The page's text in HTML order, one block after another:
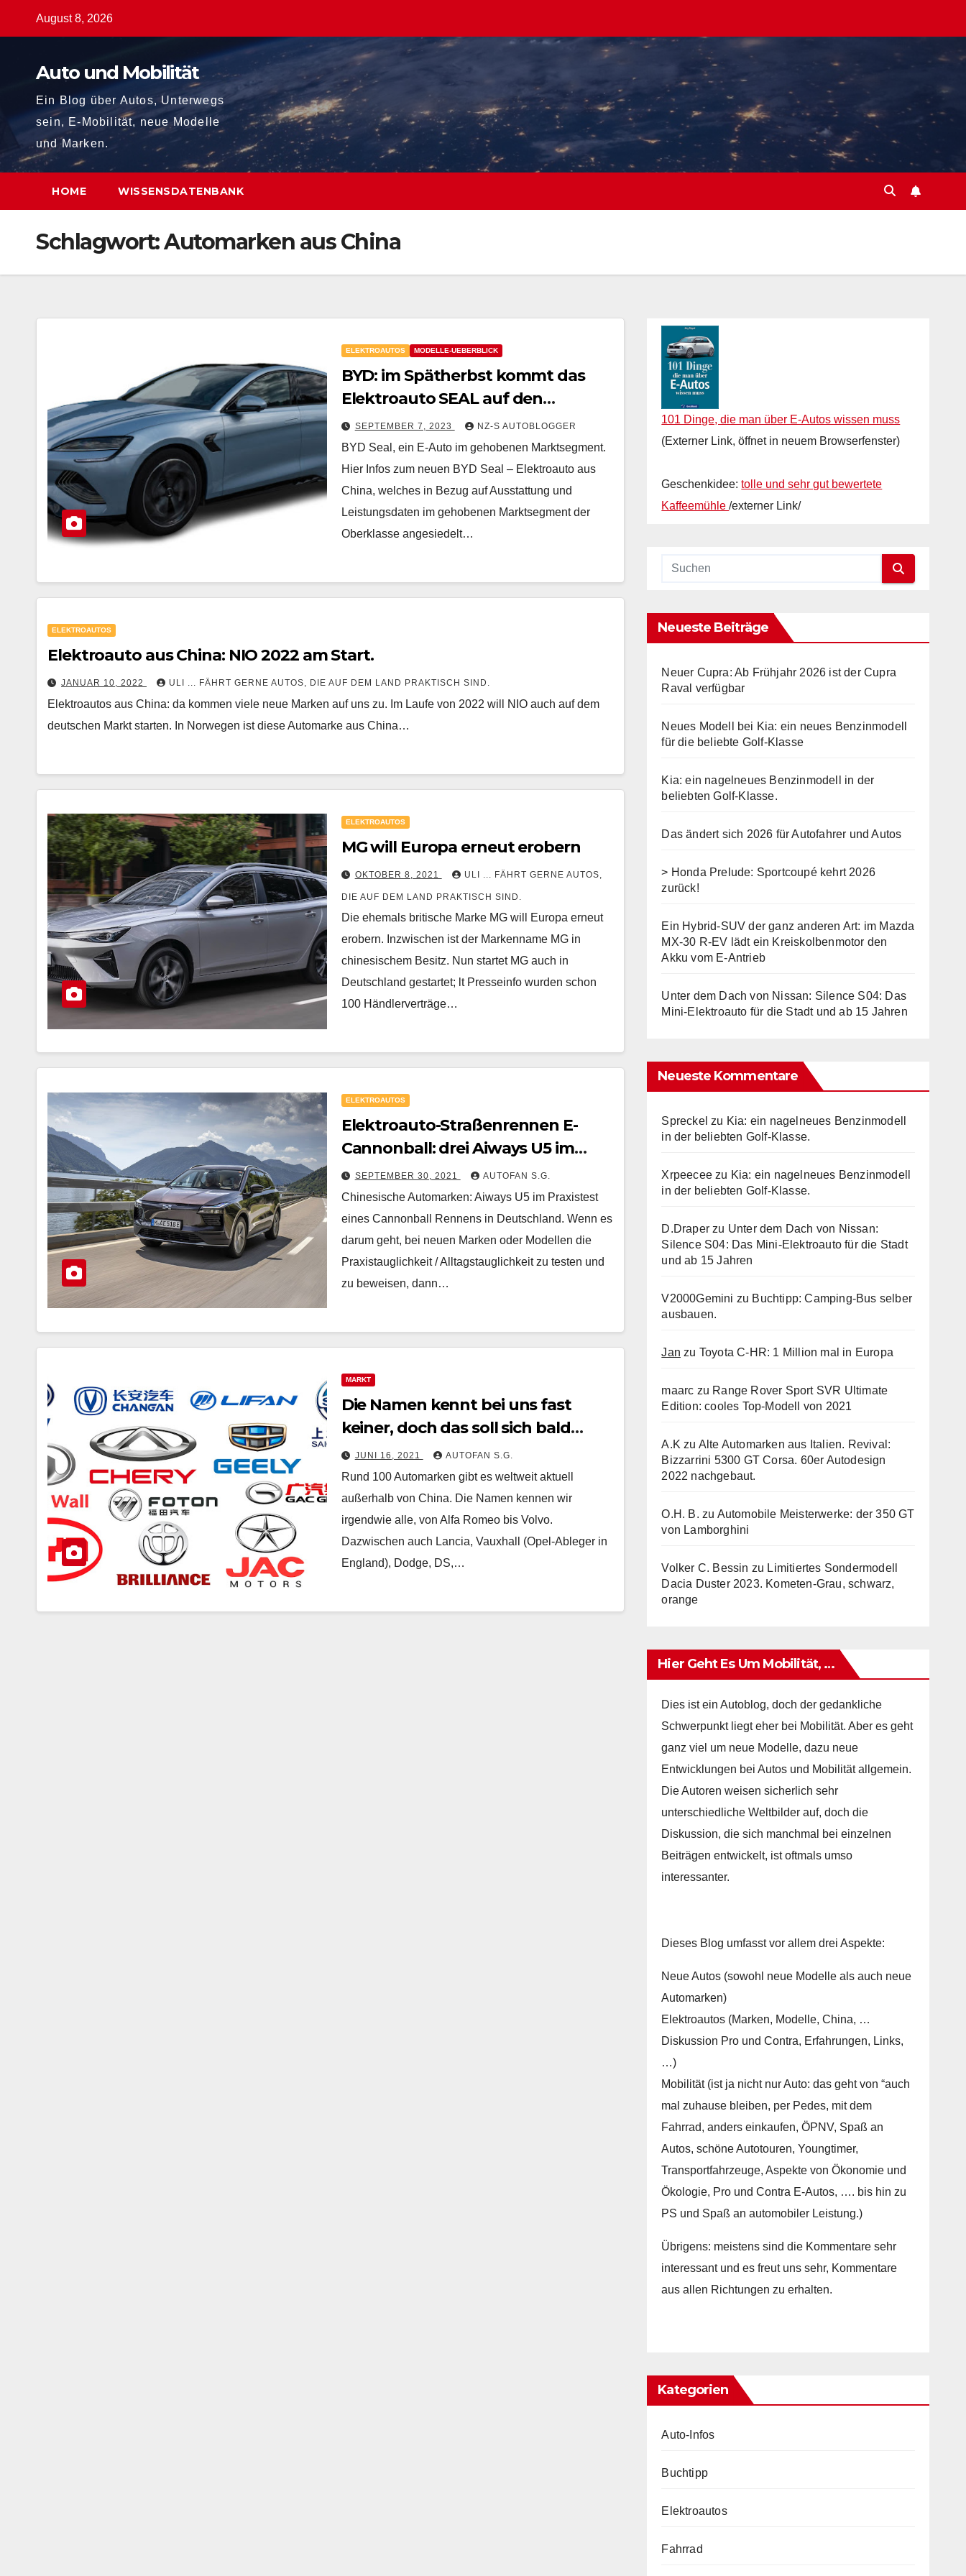
August 8, 2026
Auto und Mobilität
Ein Blog über Autos, Unterwegs
sein, E-Mobilität, neue Modelle
und Marken.
HOME WISSENSDATENBANK
Schlagwort:Automarken aus China
ELEKTROAUTOS MODELLE-UEBERBLICK
BYD: im Spätherbst kommt das
Elektroauto SEAL auf den
europäischen Markt. Eine
Sportlimousine für das gehobene
Marktsegment der automobilen
Oberklasse
SEPTEMBER 7, 2023 NZ-S AUTOBLOGGER
BYD Seal, ein E-Auto im gehobenen Marktsegment.
Hier Infos zum neuen BYD Seal – Elektroauto aus
China, welches in Bezug auf Ausstattung und
Leistungsdaten im gehobenen Marktsegment der
Oberklasse angesiedelt…
ELEKTROAUTOS
Elektroauto aus China: NIO 2022 am Start.
JANUAR 10, 2022 ULI ... FÄHRT GERNE AUTOS, DIE AUF DEM LAND PRAKTISCH SIND.
Elektroautos aus China: da kommen viele neue Marken auf uns zu. Im Laufe von 2022 will NIO auch auf dem
deutschen Markt starten. In Norwegen ist diese Automarke aus China…
ELEKTROAUTOS
MG will Europa erneut erobern
OKTOBER 8, 2021 ULI ... FÄHRT GERNE AUTOS,
DIE AUF DEM LAND PRAKTISCH SIND.
Die ehemals britische Marke MG will Europa erneut
erobern. Inzwischen ist der Markenname MG in
chinesischem Besitz. Nun startet MG auch in
Deutschland gestartet; lt Presseinfo wurden schon
100 Händlerverträge…
ELEKTROAUTOS
Elektroauto-Straßenrennen E-
Cannonball: drei Aiways U5 im
Praxistest bei diesem Wettbewerb
SEPTEMBER 30, 2021 AUTOFAN S.G.
Chinesische Automarken: Aiways U5 im Praxistest
eines Cannonball Rennens in Deutschland. Wenn es
darum geht, bei neuen Marken oder Modellen die
Praxistauglichkeit / Alltagstauglichkeit zu testen und
zu beweisen, dann…
MARKT
Die Namen kennt bei uns fast
keiner, doch das soll sich bald
ändern: Chinas Automarken sind
auf dem Sprung zu uns
JUNI 16, 2021 AUTOFAN S.G.
Rund 100 Automarken gibt es weltweit aktuell
außerhalb von China. Die Namen kennen wir
irgendwie alle, von Alfa Romeo bis Volvo.
Dazwischen auch Lancia, Vauxhall (Opel-Ableger in
England), Dodge, DS,…
101 Dinge, die man über E-Autos wissen muss
(Externer Link, öffnet in neuem Browserfenster)
Geschenkidee:tolle und sehr gut bewertete
Kaffeemühle/externer Link/
Neueste Beiträge
Neuer Cupra: Ab Frühjahr 2026 ist der Cupra
Raval verfügbar
Neues Modell bei Kia: ein neues Benzinmodell
für die beliebte Golf-Klasse
Kia: ein nagelneues Benzinmodell in der
beliebten Golf-Klasse.
Das ändert sich 2026 für Autofahrer und Autos
> Honda Prelude: Sportcoupé kehrt 2026
zurück!
Ein Hybrid-SUV der ganz anderen Art: im Mazda
MX-30 R-EV lädt ein Kreiskolbenmotor den
Akku vom E-Antrieb
Unter dem Dach von Nissan: Silence S04: Das
Mini-Elektroauto für die Stadt und ab 15 Jahren
Neueste Kommentare
Spreckel zu Kia: ein nagelneues Benzinmodell
in der beliebten Golf-Klasse.
Xrpeeceezu Kia: ein nagelneues Benzinmodell
in der beliebten Golf-Klasse.
D.Draperzu Unter dem Dach von Nissan:
Silence S04: Das Mini-Elektroauto für die Stadt
und ab 15 Jahren
V2000Gemini zu Buchtipp: Camping-Bus selber
ausbauen.
Jan zu Toyota C-HR: 1 Million mal in Europa
maarc zu Range Rover Sport SVR Ultimate
Edition: cooles Top-Modell von 2021
A.K zu Alte Automarken aus Italien. Revival:
Bizzarrini 5300 GT Corsa. 60er Autodesign
2022 nachgebaut.
O.H. B. zu Automobile Meisterwerke: der 350 GT
von Lamborghini
Volker C. Bessin zu Limitiertes Sondermodell
Dacia Duster 2023. Kometen-Grau, schwarz,
orange
Hier Geht Es Um Mobilität, …
Dies ist ein Autoblog, doch der gedankliche
Schwerpunkt liegt eher bei Mobilität. Aber es geht
ganz viel um neue Modelle, dazu neue
Entwicklungen bei Autos und Mobilität allgemein.
Die Autoren weisen sicherlich sehr
unterschiedliche Weltbilder auf, doch die
Diskussion, die sich manchmal bei einzelnen
Beiträgen entwickelt, ist oftmals umso
interessanter.
Dieses Blog umfasst vor allem drei Aspekte:
Neue Autos (sowohl neue Modelle als auch neue
Automarken)
Elektroautos (Marken, Modelle, China, …
Diskussion Pro und Contra, Erfahrungen, Links,
…)
Mobilität (ist ja nicht nur Auto: das geht von “auch
mal zuhause bleiben, per Pedes, mit dem
Fahrrad, anders einkaufen, ÖPNV, Spaß an
Autos, schöne Autotouren, Youngtimer,
Transportfahrzeuge, Aspekte von Ökonomie und
Ökologie, Pro und Contra E-Autos, …. bis hin zu
PS und Spaß an automobiler Leistung.)
Übrigens: meistens sind die Kommentare sehr
interessant und es freut uns sehr, Kommentare
aus allen Richtungen zu erhalten.
Kategorien
Auto-Infos
Buchtipp
Elektroautos
Fahrrad